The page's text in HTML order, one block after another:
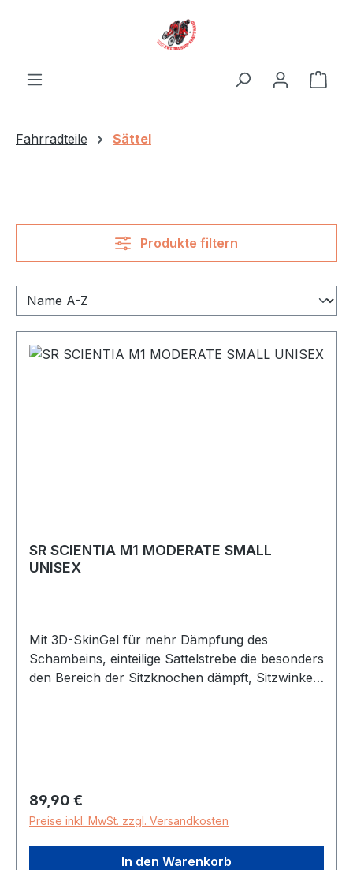
Fahrradteile Sättel
Produkte filtern
SR SCIENTIA M1 MODERATE SMALL
UNISEX
Mit 3D-SkinGel für mehr Dämpfung des
Schambeins, einteilige Sattelstrebe die besonders
den Bereich der Sitzknochen dämpft, Sitzwinkel
Regulärer Preis:
89,90 €
Preise inkl. MwSt. zzgl. Versandkosten
In den Warenkorb